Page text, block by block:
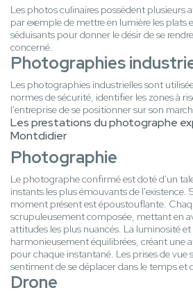
Les photos culinaires possèdent plusieurs
par exemple de mettre en lumière les plats
séduisants pour donner le désir de se
concerné.
Photographies
Les photographies industrielles sont
normes de sécurité, identifier les zones à
l'entreprise de se positionner sur son
Les prestations du photographe
Montdidier
Photographie
Le photographe confirmé est doté d'un
instants les plus émouvants de l'existence.
moment présent est époustouflante.
scrupuleusement composée, mettant en
attitudes les plus nuancés. La luminosité
harmonieusement équilibrées, créant une
pour chaque instantané. Les prises de vue
sentiment de se déplacer dans le temps et
Drone